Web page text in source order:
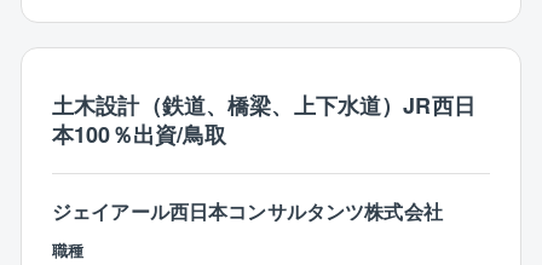
用意いたしますので、ご安心ください。
ネルなど。2～3人のチームで1つの案件を担当していき
ます。
期間は年度単位（1年～2年）。
※契約社員での採用になりますが、正社員雇用制度がご
ざいます。
土木設計（鉄道、橋梁、上下水道）JR西日
本100％出資/鳥取
ジェイアール西日本コンサルタンツ株式会社
職種